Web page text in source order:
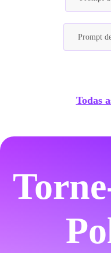
Prompt
Todas